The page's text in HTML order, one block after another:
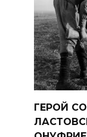
ГЕРОЙ